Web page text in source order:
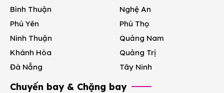
Bình Thuận
Phú Yên
Ninh Thuận
Khánh Hòa
Đà Nẵng
Nghệ An
Phú Thọ
Quảng Nam
Quảng Trị
Tây Ninh
Chuyến bay & Chặng bay